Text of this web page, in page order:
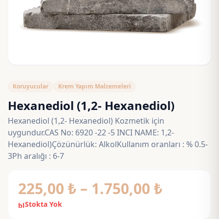
Koruyucular Krem Yapım Malzemeleri
Hexanediol (1,2- Hexanediol)
Hexanediol (1,2- Hexanediol) Kozmetik için
uygundur.CAS No: 6920 -22 -5 INCI NAME: 1,2-
Hexanediol)Çözünürlük: AlkolKullanım oranları : % 0.5-
3Ph aralığı : 6-7
225,00 ₺ – 1.750,00 ₺Fiyat
block
Stokta Yok